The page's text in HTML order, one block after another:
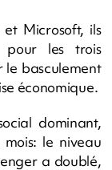
Microsoft, ils
pour les trois
le basculement
économique.
dominant,
le niveau
a doublé,